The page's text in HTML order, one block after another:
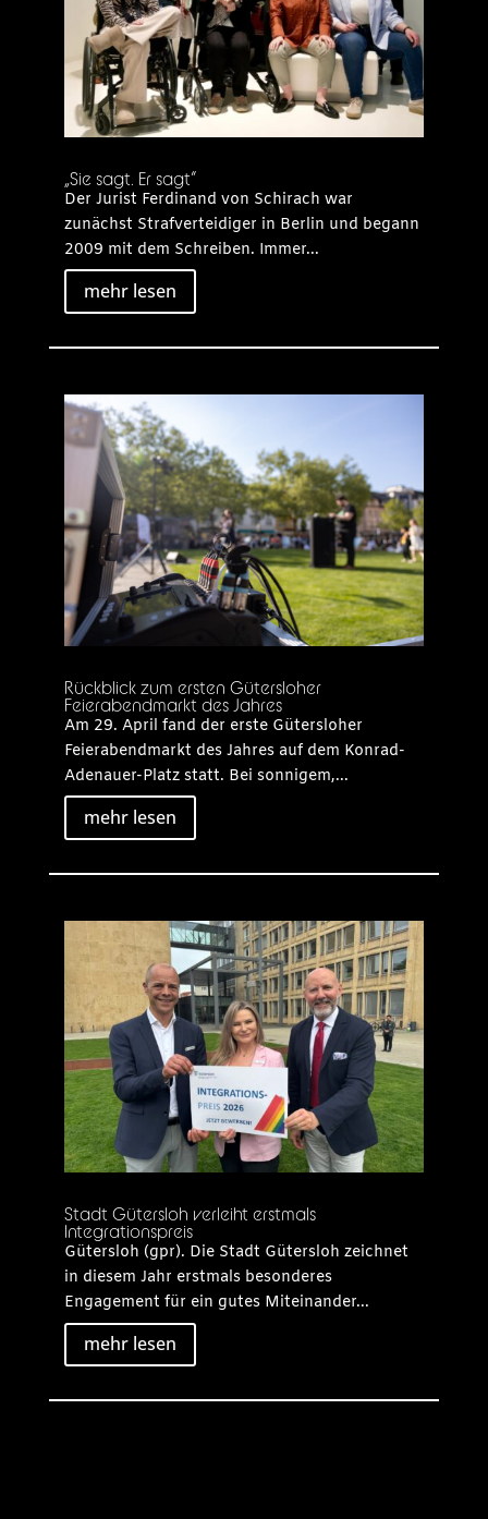
„Sie sagt. Er sagt“
Der Jurist Ferdinand von Schirach war
zunächst Strafverteidiger in Berlin und begann
2009 mit dem Schreiben. Immer...
mehr lesen
Rückblick zum ersten Gütersloher
Feierabendmarkt des Jahres
Am 29. April fand der erste Gütersloher
Feierabendmarkt des Jahres auf dem Konrad-
Adenauer-Platz statt. Bei sonnigem,...
mehr lesen
Stadt Gütersloh verleiht erstmals
Integrationspreis
Gütersloh (gpr). Die Stadt Gütersloh zeichnet
in diesem Jahr erstmals besonderes
Engagement für ein gutes Miteinander...
mehr lesen